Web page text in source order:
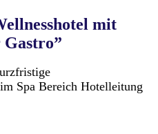
mit
Gastro”
Spa Bereich Hotelleitung